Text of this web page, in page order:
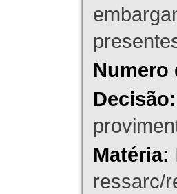
Numero
Decisão:
Matéria:
ressarc/